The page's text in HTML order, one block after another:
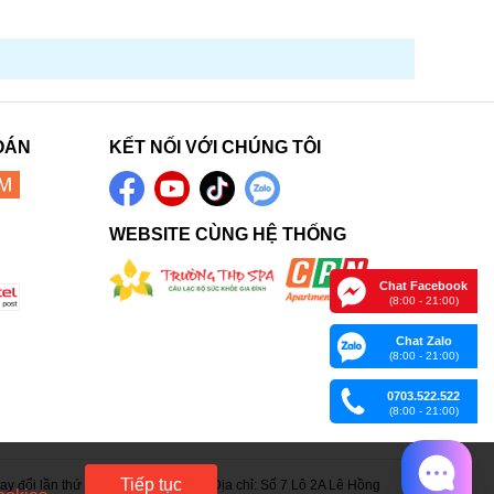
Tiếp tục
KẾT NỐI VỚI CHÚNG TÔI
WEBSITE CÙNG HỆ THỐNG
đổi lần thứ 15 ngày 05/06/2023. Địa chỉ: Số 7 Lô 2A Lê Hồng
Chat Facebook
(8:00 - 21:00)
Chat Zalo
(8:00 - 21:00)
0703.522.522
(8:00 - 21:00)